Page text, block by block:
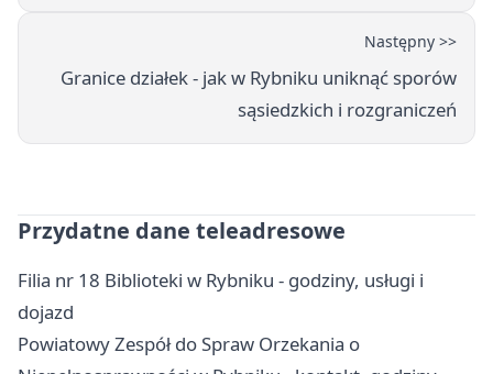
Następny >>
Granice działek - jak w Rybniku uniknąć sporów
sąsiedzkich i rozgraniczeń
Przydatne dane teleadresowe
Filia nr 18 Biblioteki w Rybniku - godziny, usługi i
dojazd
Powiatowy Zespół do Spraw Orzekania o